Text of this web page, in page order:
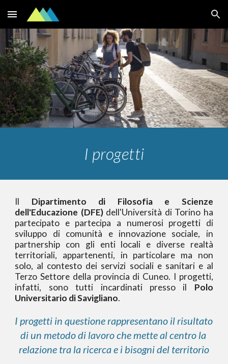
Skip to main content Skip to navigation
I progetti
Il Dipartimento di Filosofia e Scienze
dell'Educazione (DFE)dell'Università di Torino ha
partecipato e partecipa a numerosi progetti di
sviluppo di comunità e innovazione sociale, in
partnership con gli enti locali e diverse realtà
territoriali, appartenenti, in particolare ma non
solo, al contesto dei servizi sociali e sanitari e al
Terzo Settore della provincia di Cuneo. I progetti,
infatti, sono tutti incardinati presso il Polo
Universitario di Savigliano.
I progetti in questione rappresentano il risultato
di un metodo di lavoro che mette al centro la
relazione tra la ricerca e i bisogni del territorio